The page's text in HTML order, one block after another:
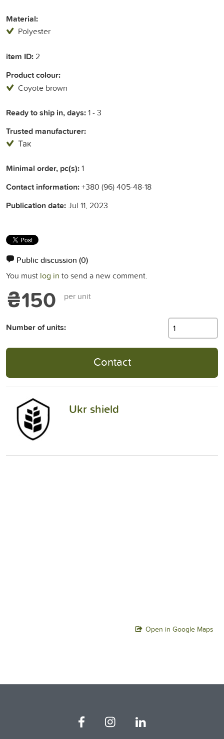
Material:
Polyester
item ID:2
Product colour:
Coyote brown
Ready to ship in, days:1 - 3
Trusted manufacturer:
Так
Minimal order, pc(s):1
Contact information:+380 (96) 405-48-18
Publication date:Jul 11, 2023
Public discussion (0)
You must log in to send a new comment.
₴150 per unit
Number of units:
Contact
Ukr shield
Open in Google Maps